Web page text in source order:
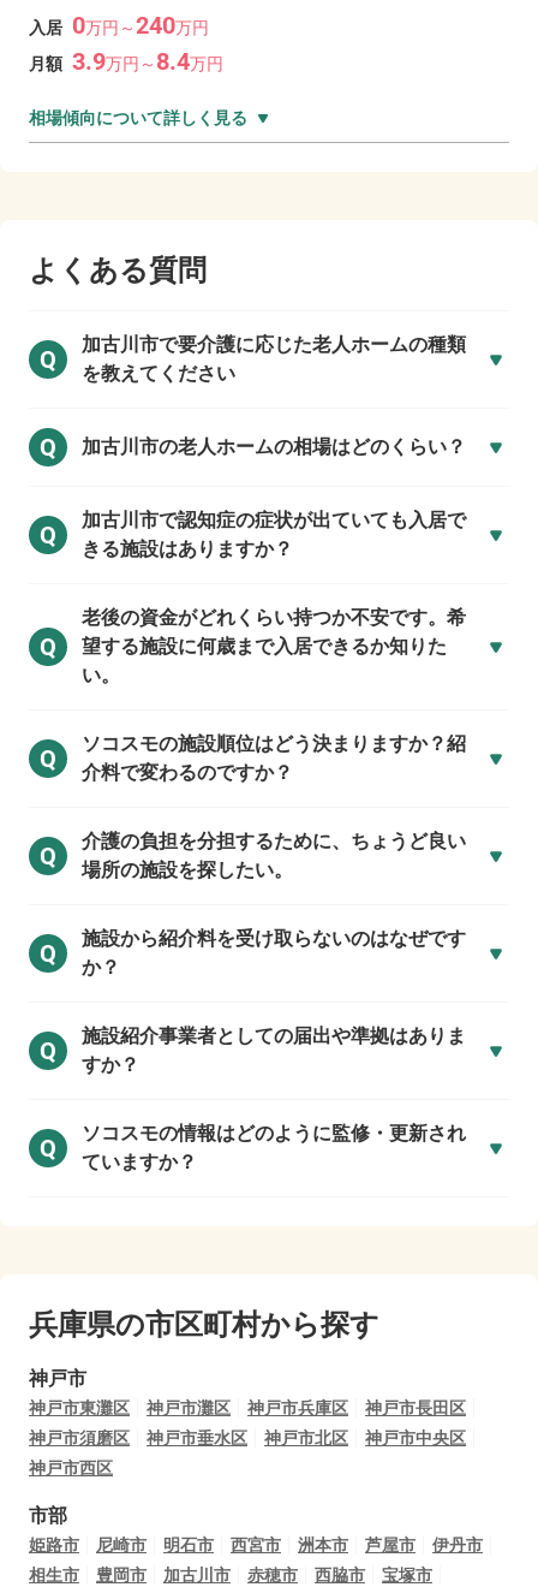
入居 0万円～240万円
月額 3.9万円～ 8.4万円
相場傾向について詳しく見る
よくある質問
Q
加古川市で要介護に応じた老人ホームの種類
を教えてください
Q 加古川市の老人ホームの相場はどのくらい？
Q
加古川市で認知症の症状が出ていても入居で
きる施設はありますか？
Q
老後の資金がどれくらい持つか不安です。希
望する施設に何歳まで入居できるか知りた
い。
Q
ソコスモの施設順位はどう決まりますか？紹
介料で変わるのですか？
Q
介護の負担を分担するために、ちょうど良い
場所の施設を探したい。
Q
施設から紹介料を受け取らないのはなぜです
か？
Q
施設紹介事業者としての届出や準拠はありま
すか？
Q
ソコスモの情報はどのように監修・更新され
ていますか？
兵庫県の市区町村から探す
神戸市
神戸市東灘区 神戸市灘区 神戸市兵庫区
神戸市長田区
神戸市須磨区
神戸市垂水区 神戸市北区
神戸市中央区
神戸市西区
市部
姫路市 尼崎市 明石市 西宮市 洲本市 芦屋市
伊丹市
相生市
豊岡市 加古川市 赤穂市 西脇市
宝塚市